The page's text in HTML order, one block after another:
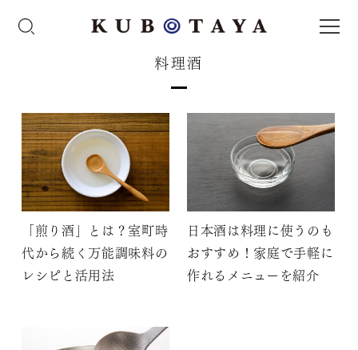
料理酒
「煎り酒」とは？室町時
代から続く万能調味料の
レシピと活用法
日本酒は料理に使うのも
おすすめ！家庭で手軽に
作れるメニューを紹介